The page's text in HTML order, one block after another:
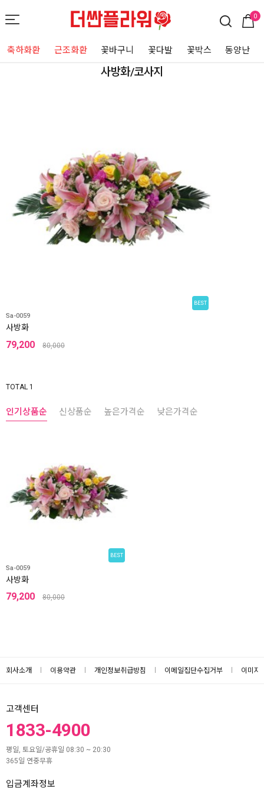
0
축하화환 근조화환 꽃바구니 꽃다발 꽃박스 동양난
사방화/코사지
BEST
Sa-0059
사방화
79,200 80,000
TOTAL 1
인기상품순 신상품순 높은가격순 낮은가격순
BEST
Sa-0059
사방화
79,200 80,000
회사소개 이용약관 개인정보취급방침 이메일집단수집거부 이미지
고객센터
1833-4900
평일, 토요일/공휴일 08:30 ~ 20:30
365일 연중무휴
입금계좌정보